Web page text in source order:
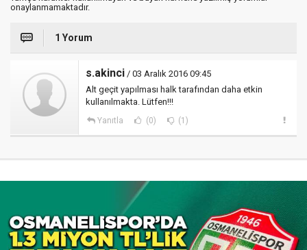
onaylanmamaktadır.
1 Yorum
s.akinci / 03 Aralık 2016 09:45
Alt geçit yapılması halk tarafından daha etkin
kullanılmakta. Lütfen!!!
Yanıtla (0) (1)